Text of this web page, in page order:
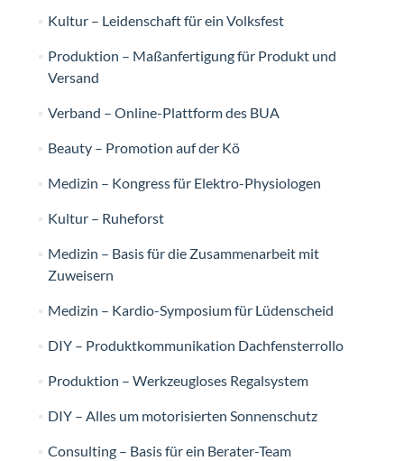
Kultur – Leidenschaft für ein Volksfest
Produktion – Maßanfertigung für Produkt und
Versand
Verband – Online-Plattform des BUA
Beauty – Promotion auf der Kö
Medizin – Kongress für Elektro-Physiologen
Kultur – Ruheforst
Medizin – Basis für die Zusammenarbeit mit
Zuweisern
Medizin – Kardio-Symposium für Lüdenscheid
DIY – Produktkommunikation Dachfensterrollo
Produktion – Werkzeugloses Regalsystem
DIY – Alles um motorisierten Sonnenschutz
Consulting – Basis für ein Berater-Team